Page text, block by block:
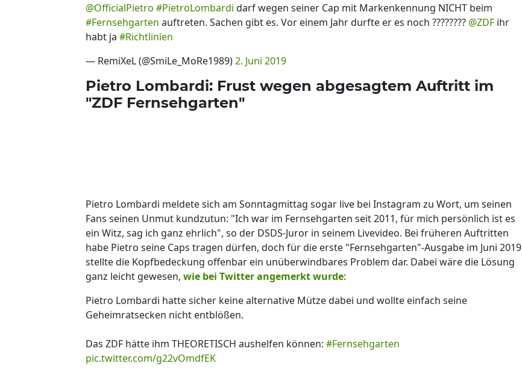
@OfficialPietro #PietroLombardi darf wegen seiner Cap mit Markenkennung NICHT beim
#Fernsehgarten auftreten. Sachen gibt es. Vor einem Jahr durfte er es noch ???????? @ZDF ihr
habt ja #Richtlinien
— RemiXeL (@SmiLe_MoRe1989)2. Juni 2019
Pietro Lombardi: Frust wegen abgesagtem Auftritt im
"ZDF Fernsehgarten"
Pietro Lombardi meldete sich am Sonntagmittag sogar live bei Instagram zu Wort, um seinen
Fans seinen Unmut kundzutun: "Ich war im Fernsehgarten seit 2011, für mich persönlich ist es
ein Witz, sag ich ganz ehrlich", so der DSDS-Juror in seinem Livevideo. Bei früheren Auftritten
habe Pietro seine Caps tragen dürfen, doch für die erste "Fernsehgarten"-Ausgabe im Juni 2019
stellte die Kopfbedeckung offenbar ein unüberwindbares Problem dar. Dabei wäre die Lösung
ganz leicht gewesen, wie bei Twitter angemerkt wurde:
Pietro Lombardi hatte sicher keine alternative Mütze dabei und wollte einfach seine
Geheimratsecken nicht entblößen.
Das ZDF hätte ihm THEORETISCH aushelfen können: #Fernsehgarten
pic.twitter.com/g22vOmdfEK